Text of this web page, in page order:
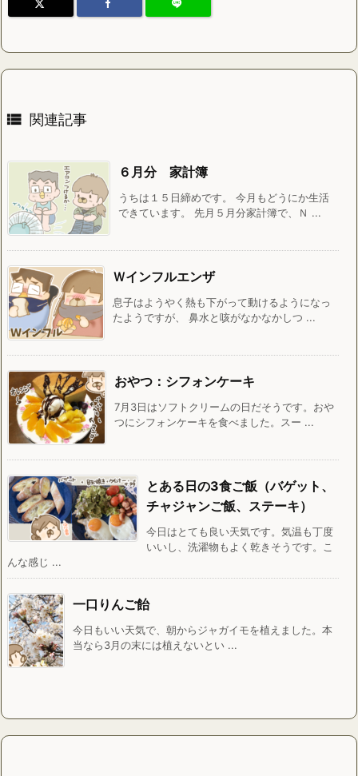
 関連記事
６月分 家計簿
うちは１５日締めです。 今月もどうにか生活
できています。 先月５月分家計簿で、Ｎ ...
Ｗインフルエンザ
息子はようやく熱も下がって動けるようになっ
たようですが、 鼻水と咳がなかなかしつ ...
おやつ：シフォンケーキ
7月3日はソフトクリームの日だそうです。おや
つにシフォンケーキを食べました。スー ...
とある日の3食ご飯（バゲット、
チャジャンご飯、ステーキ）
今日はとても良い天気です。気温も丁度
いいし、洗濯物もよく乾きそうです。こ
んな感じ ...
一口りんご飴
今日もいい天気で、朝からジャガイモを植えました。本
当なら3月の末には植えないとい ...